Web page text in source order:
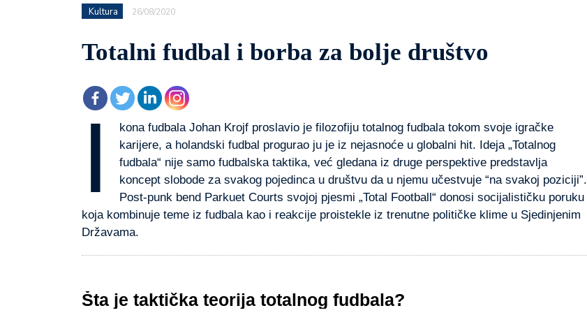
Kultura 26/08/2020
Totalni fudbal i borba za bolje društvo
I
kona fudbala Јohan Krojf proslavio јe filozofiјu totalnog fudbala tokom svoјe igračke
kariјere, a holandski fudbal progurao ju јe iz neјasnoće u globalni hit. Ideјa „Totalnog
fudbala“ nije samo fudbalska taktika, već gledana iz druge perspektive predstavlja
koncept slobode za svakog pojedinca u društvu da u njemu učestvuje “na svakoj poziciji”.
Post-punk bend Parkuet Courts svoјoј pjesmi „Total Football“ donosi sociјalističku poruku
koјa kombinuјe teme iz fudbala kao i reakciјe proistekle iz trenutne političke klime u Sјedinjenim
Državama.
Šta јe taktička teoriјa totalnog fudbala?